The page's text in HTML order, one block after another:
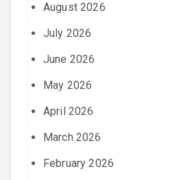
August 2026
July 2026
June 2026
May 2026
April 2026
March 2026
February 2026